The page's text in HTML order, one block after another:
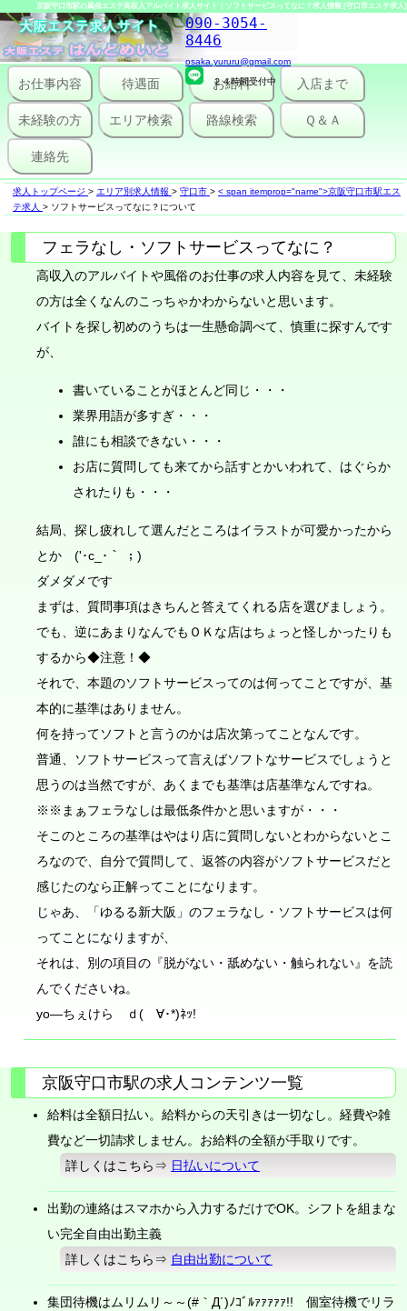
京阪守口市駅の風俗エステ高収入アルバイト求人サイト｜ソフトサービスってなに？求人情報 [守口市エステ求人]
090-3054-
8446
osaka.yururu@gmail.com
２４時間受付中
お仕事内容 待遇面 お給料 入店まで
未経験の方 エリア検索 路線検索 Ｑ＆Ａ
連絡先
求人トップページ > エリア別求人情報 > 守口市 > < span itemprop="name">京阪守口市駅エス
テ求人 > ソフトサービスってなに？について
フェラなし・ソフトサービスってなに？
高収入のアルバイトや風俗のお仕事の求人内容を見て、未経験
の方は全くなんのこっちゃかわからないと思います。
バイトを探し初めのうちは一生懸命調べて、慎重に探すんです
が、
書いていることがほとんど同じ・・・
業界用語が多すぎ・・・
誰にも相談できない・・・
お店に質問しても来てから話すとかいわれて、はぐらか
されたりも・・・
結局、探し疲れして選んだところはイラストが可愛かったから
とか ('･c_･｀ ；)
ダメダメです
まずは、質問事項はきちんと答えてくれる店を選びましょう。
でも、逆にあまりなんでもＯＫな店はちょっと怪しかったりも
するから◆注意！◆
それで、本題のソフトサービスってのは何ってことですが、基
本的に基準はありません。
何を持ってソフトと言うのかは店次第ってことなんです。
普通、ソフトサービスって言えばソフトなサービスでしょうと
思うのは当然ですが、あくまでも基準は店基準なんですね。
※※まぁフェラなしは最低条件かと思いますが・・・
そこのところの基準はやはり店に質問しないとわからないとこ
ろなので、自分で質問して、返答の内容がソフトサービスだと
感じたのなら正解ってことになります。
じゃあ、「ゆるる新大阪」のフェラなし・ソフトサービスは何
ってことになりますが、
それは、別の項目の『脱がない・舐めない・触られない』を読
んでくださいね。
yo―ちぇけら ｄ(ゝ∀･*)ﾈｯ!
京阪守口市駅の求人コンテンツ一覧
給料は全額日払い。給料からの天引きは一切なし。経費や雑
費など一切請求しません。お給料の全額が手取りです。
詳しくはこちら⇒ 日払いについて
出勤の連絡はスマホから入力するだけでOK。シフトを組まな
い完全自由出勤主義
詳しくはこちら⇒ 自由出勤について
集団待機はムリムリ～～(#｀Д´)ﾉｺﾞﾙｧｧｧｧｧ!! 個室待機でリラ